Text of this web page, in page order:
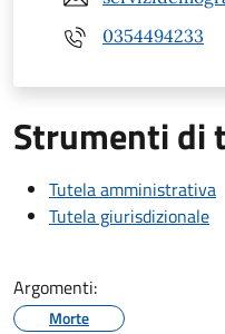
0354494233
Strumenti di
Tutela amministrativa
Tutela giurisdizionale
Argomenti:
Morte